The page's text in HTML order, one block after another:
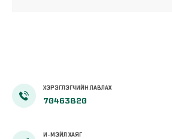
ХЭРЭГЛЭГЧИЙН ЛАВЛАХ
70463820
И-МЭЙЛ ХАЯГ